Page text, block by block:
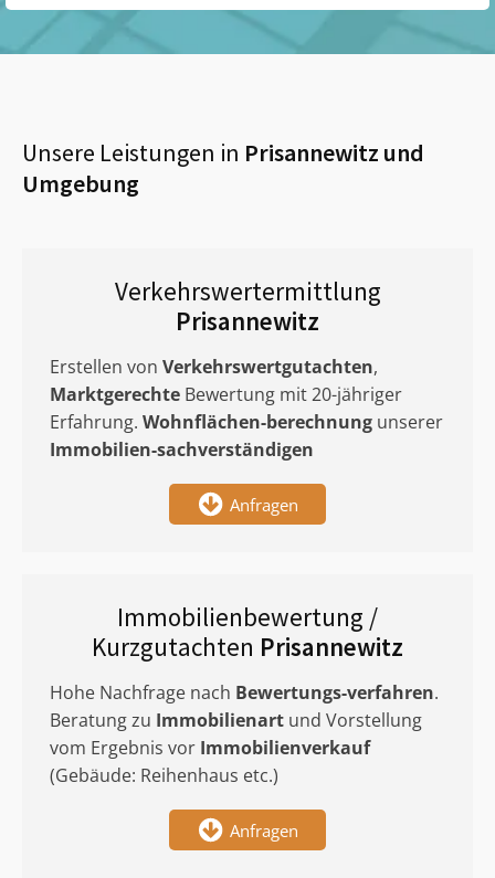
Unsere Leistungen in Prisannewitz und
Umgebung
Verkehrswertermittlung
Prisannewitz
Erstellen von Verkehrswertgutachten,
Marktgerechte Bewertung mit 20-jähriger
Erfahrung. Wohnflächen-berechnung unserer
Immobilien-sachverständigen
Anfragen
Immobilienbewertung /
Kurzgutachten Prisannewitz
Hohe Nachfrage nach Bewertungs-verfahren.
Beratung zu Immobilienart und Vorstellung
vom Ergebnis vor Immobilienverkauf
(Gebäude: Reihenhaus etc.)
Anfragen